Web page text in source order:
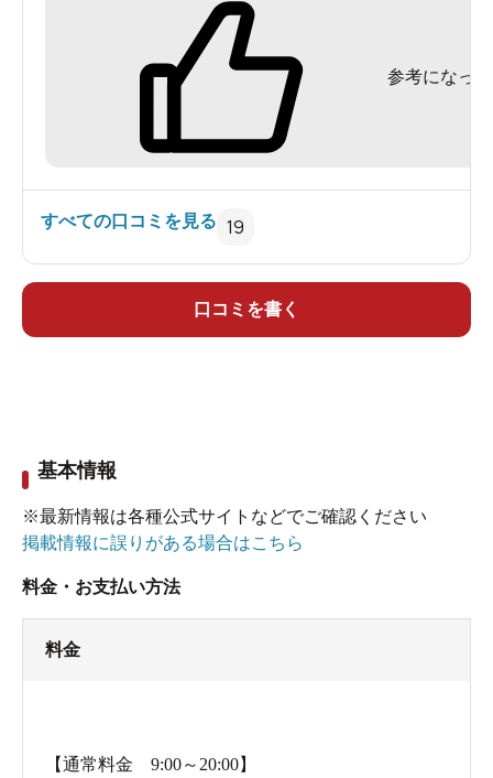
たり、まるで親戚の家にでも遊びにきた様☆
休憩所は大広間でテーブル＆座布団で共用なの
で、他の人と関わりたくない人には過ごしにくい参考になった
すべての口コミを見る 19
口コミを書く
基本情報
※最新情報は各種公式サイトなどでご確認ください
掲載情報に誤りがある場合はこちら
料金・お支払い方法
料金
【通常料金 9:00～20:00】